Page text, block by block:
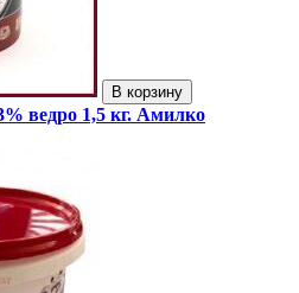
В корзину
ведро 1,5 кг. Амилко